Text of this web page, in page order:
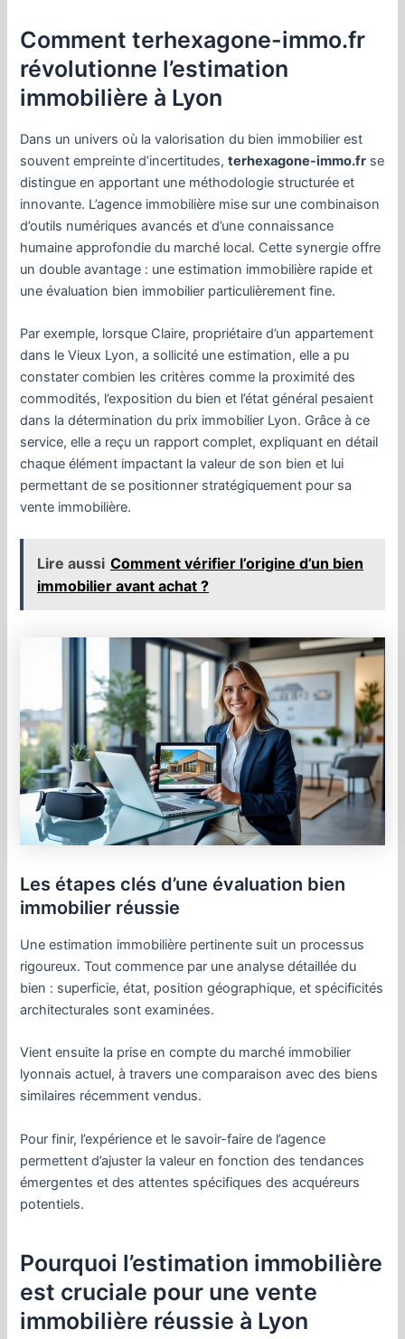
Comment terhexagone-immo.fr
révolutionne l’estimation
immobilière à Lyon
Dans un univers où la valorisation du bien immobilier est
souvent empreinte d’incertitudes,terhexagone-immo.fr se
distingue en apportant une méthodologie structurée et
innovante. L’agence immobilière mise sur une combinaison
d’outils numériques avancés et d’une connaissance
humaine approfondie du marché local. Cette synergie offre
un double avantage : une estimation immobilière rapide et
une évaluation bien immobilier particulièrement fine.
Par exemple, lorsque Claire, propriétaire d’un appartement
dans le Vieux Lyon, a sollicité une estimation, elle a pu
constater combien les critères comme la proximité des
commodités, l’exposition du bien et l’état général pesaient
dans la détermination du prix immobilier Lyon. Grâce à ce
service, elle a reçu un rapport complet, expliquant en détail
chaque élément impactant la valeur de son bien et lui
permettant de se positionner stratégiquement pour sa
vente immobilière.
Lire aussi Comment vérifier l’origine d’un bien
immobilier avant achat ?
Les étapes clés d’une évaluation bien
immobilier réussie
Une estimation immobilière pertinente suit un processus
rigoureux. Tout commence par une analyse détaillée du
bien : superficie, état, position géographique, et spécificités
architecturales sont examinées.
Vient ensuite la prise en compte du marché immobilier
lyonnais actuel, à travers une comparaison avec des biens
similaires récemment vendus.
Pour finir, l’expérience et le savoir-faire de l’agence
permettent d’ajuster la valeur en fonction des tendances
émergentes et des attentes spécifiques des acquéreurs
potentiels.
Pourquoi l’estimation immobilière
est cruciale pour une vente
immobilière réussie à Lyon